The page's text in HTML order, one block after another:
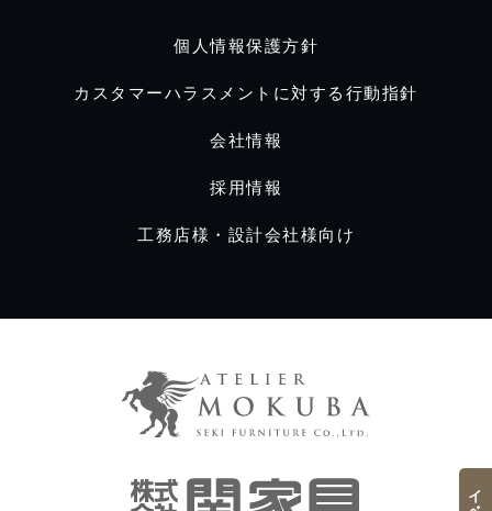
個人情報保護方針
カスタマーハラスメントに対する行動指針
会社情報
採用情報
工務店様・設計会社様向け